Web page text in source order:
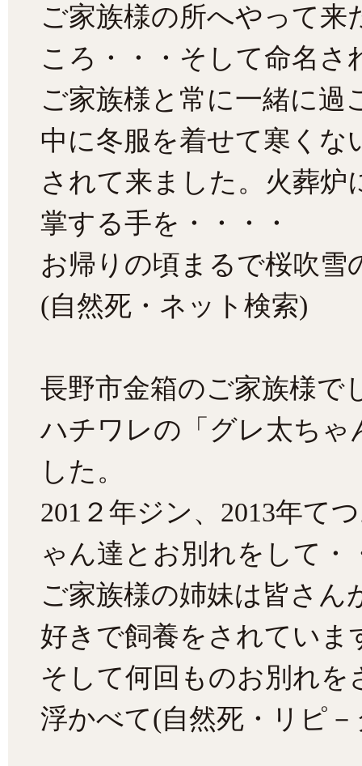
ご家族様の所へやって
ころ・・・そして命名さ
ご家族様と常に一緒に
中に冬服を着せて寒くな
されて来ました。火葬炉
掌する手を・・・・
お帰りの頃まるで桜吹
(自然死・ネット検索)
長野市金箱のご家族様で
ハチワレの「グレ太ちゃ
した。
201２年ジン、2013年て
ゃん達とお別れをして・
ご家族様の姉妹は皆さ
好きで飼養をされていま
そして何回ものお別れ
浮かべて(自然死・リピ